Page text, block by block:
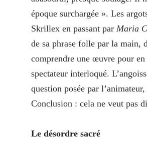
époque surchargée ». Les
Skrillex en passant par Maria
de sa phrase folle par la main,
comprendre une œuvre pour
spectateur interloqué.
question posée par
Conclusion : cela ne veut pas
Le désordre sacré